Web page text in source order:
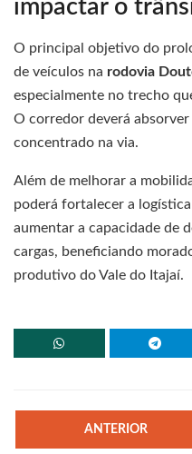
impactar o
O principal objetivo do
de veículos na rodovia
especialmente no trecho
O corredor deverá
concentrado na via.
Além de melhorar a
poderá fortalecer a
aumentar a capacidade de
cargas, beneficiando
produtivo do Vale do Itajaí.
ANTERIOR